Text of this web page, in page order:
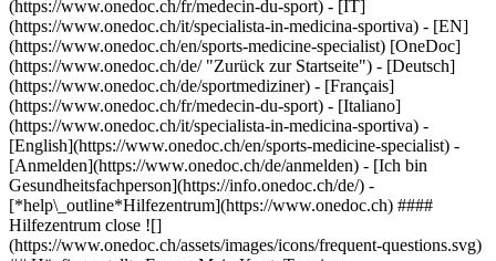
(https://www.onedoc.ch/fr/medecin-du-sport) - [IT]
(https://www.onedoc.ch/it/specialista-in-medicina-sportiva) - [EN]
(https://www.onedoc.ch/en/sports-medicine-specialist) [OneDoc]
(https://www.onedoc.ch/de/ "Zurück zur Startseite") - [Deutsch]
(https://www.onedoc.ch/de/sportmediziner) - [Français]
(https://www.onedoc.ch/fr/medecin-du-sport) - [Italiano]
(https://www.onedoc.ch/it/specialista-in-medicina-sportiva) -
[English](https://www.onedoc.ch/en/sports-medicine-specialist) -
[Anmelden](https://www.onedoc.ch/de/anmelden) - [Ich bin
Gesundheitsfachperson](https://info.onedoc.ch/de/) -
[*help\_outline*Hilfezentrum](https://www.onedoc.ch) ####
Hilfezentrum close ![]
(https://www.onedoc.ch/assets/images/icons/frequent-questions.svg)